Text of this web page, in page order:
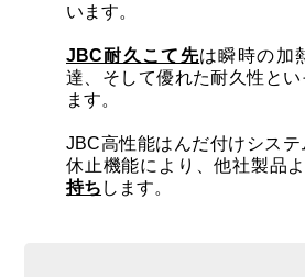
ショッピングカート
います。
JBC耐久こて先は瞬時の加
達、そして優れた耐久性とい
ます。
JBC高性能はんだ付けシス
休止機能により、他社製品
持ち します。